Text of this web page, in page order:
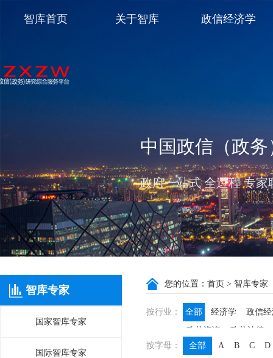
中国政信（政
政府一站式 全过程 专
智库首页 关于智库 政信经济学
智库专家
国家智库专家
国际智库专家
您的位置： 首页 > 智库专家
按行业： 全部 经济学
政信
政信咨询
政信法律
按字母：
全部 A B C D